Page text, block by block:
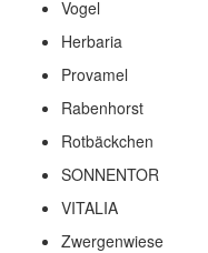
Vogel
Herbaria
Provamel
Rabenhorst
Rotbäckchen
SONNENTOR
VITALIA
Zwergenwiese